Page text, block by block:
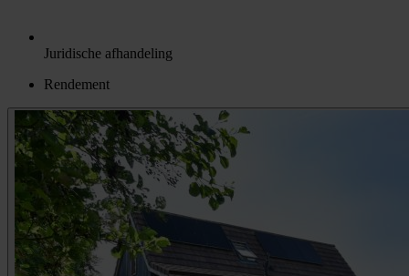
Juridische afhandeling
Rendement